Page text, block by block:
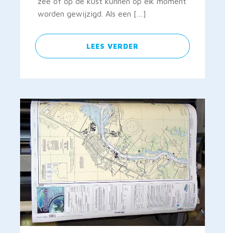
worden gewijzigd. Als een […]
LEES VERDER